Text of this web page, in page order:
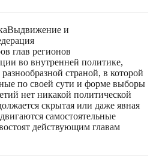
Выдвижение и
глав регионов
во внутренней политике,
страной, в которой
по своей сути и форме выборы
нет никакой политической
скрытая или даже явная
самостоятельные
действующим главам